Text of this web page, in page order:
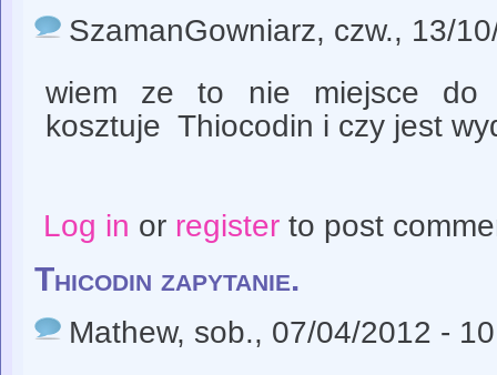
SzamanGowniarz, czw., 13/
wiem ze to nie miejsce do
kosztuje Thiocodin i czy jest
Log in or registerto post
Thicodin zapytanie.
Mathew, sob., 07/04/2012 -